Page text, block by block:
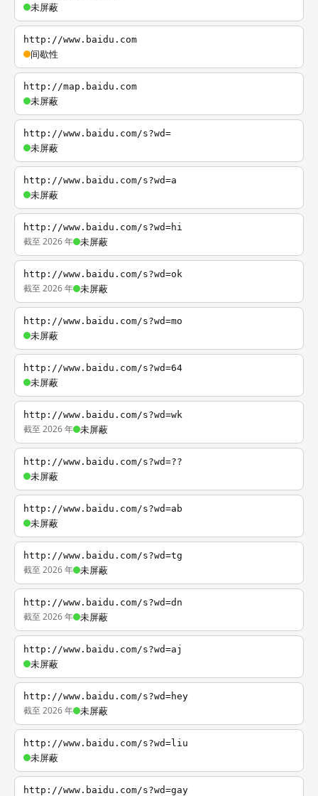
未屏蔽
http://www.baidu.com
间歇性
http://map.baidu.com
未屏蔽
http://www.baidu.com/s?wd=
未屏蔽
http://www.baidu.com/s?wd=a
未屏蔽
http://www.baidu.com/s?wd=hi
截至 2026 年 未屏蔽
http://www.baidu.com/s?wd=ok
截至 2026 年 未屏蔽
http://www.baidu.com/s?wd=mo
未屏蔽
http://www.baidu.com/s?wd=64
未屏蔽
http://www.baidu.com/s?wd=wk
截至 2026 年 未屏蔽
http://www.baidu.com/s?wd=??
未屏蔽
http://www.baidu.com/s?wd=ab
未屏蔽
http://www.baidu.com/s?wd=tg
截至 2026 年 未屏蔽
http://www.baidu.com/s?wd=dn
截至 2026 年 未屏蔽
http://www.baidu.com/s?wd=aj
未屏蔽
http://www.baidu.com/s?wd=hey
截至 2026 年 未屏蔽
http://www.baidu.com/s?wd=liu
未屏蔽
http://www.baidu.com/s?wd=gay